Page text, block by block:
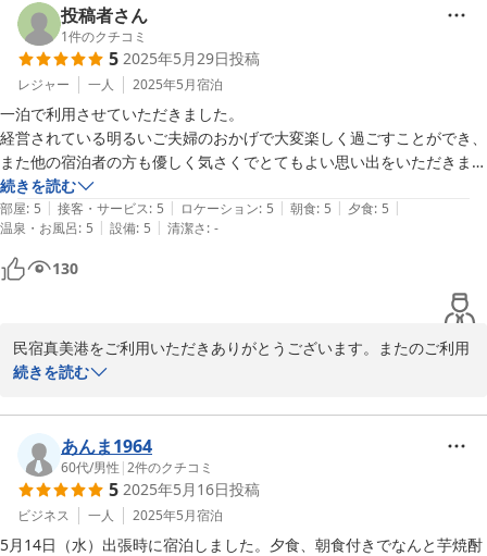
2025-07-22
投稿者さん
1件のクチコミ
5 2025年5月29日投稿
レジャー 一人 2025年5月宿泊
一泊で利用させていただきました。
経営されている明るいご夫婦のおかげで大変楽しく過ごすことができ、
また他の宿泊者の方も優しく気さくでとてもよい思い出をいただきまし
た。
とにかくサービスが良くて、値段も安すぎるのでこちらが心配になるく
らいです。
また鹿児島に行ったときは是非お世話になります。
有難う御座いました。
続きを読む
部屋: 5 | 接客・サービス: 5 | ロケーション: 5 | 朝食: 5 | 夕食: 5 |
温泉・お風呂: 5 | 設備: 5 | 清潔さ: -
130
民宿真美港をご利用いただきありがとうございます。またのご利用
をお待ちしております。
向上に努めます。
美味しい焼酎また飲みましょう！
大将
2025-05-30
続きを読む
あんま1964
60代/男性 |2件のクチコミ
5 2025年5月16日投稿
ビジネス 一人 2025年5月宿泊
5月14日（水）出張時に宿泊しました。夕食、朝食付きでなんと芋焼酎